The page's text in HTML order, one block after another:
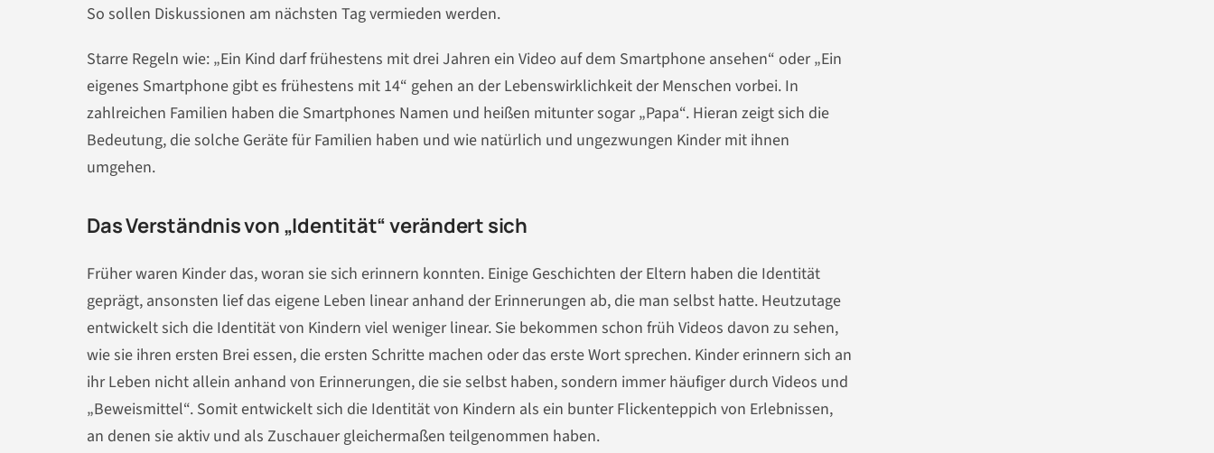
So sollen Diskussionen am nächsten Tag vermieden werden.
Starre Regeln wie: „Ein Kind darf frühestens mit drei Jahren ein Video auf dem Smartphone ansehen“ oder „Ein
eigenes Smartphone gibt es frühestens mit 14“ gehen an der Lebenswirklichkeit der Menschen vorbei. In
zahlreichen Familien haben die Smartphones Namen und heißen mitunter sogar „Papa“. Hieran zeigt sich die
Bedeutung, die solche Geräte für Familien haben und wie natürlich und ungezwungen Kinder mit ihnen
umgehen.
Das Verständnis von „Identität“ verändert sich
Früher waren Kinder das, woran sie sich erinnern konnten. Einige Geschichten der Eltern haben die Identität
geprägt, ansonsten lief das eigene Leben linear anhand der Erinnerungen ab, die man selbst hatte. Heutzutage
entwickelt sich die Identität von Kindern viel weniger linear. Sie bekommen schon früh Videos davon zu sehen,
wie sie ihren ersten Brei essen, die ersten Schritte machen oder das erste Wort sprechen. Kinder erinnern sich an
ihr Leben nicht allein anhand von Erinnerungen, die sie selbst haben, sondern immer häufiger durch Videos und
„Beweismittel“. Somit entwickelt sich die Identität von Kindern als ein bunter Flickenteppich von Erlebnissen,
an denen sie aktiv und als Zuschauer gleichermaßen teilgenommen haben.